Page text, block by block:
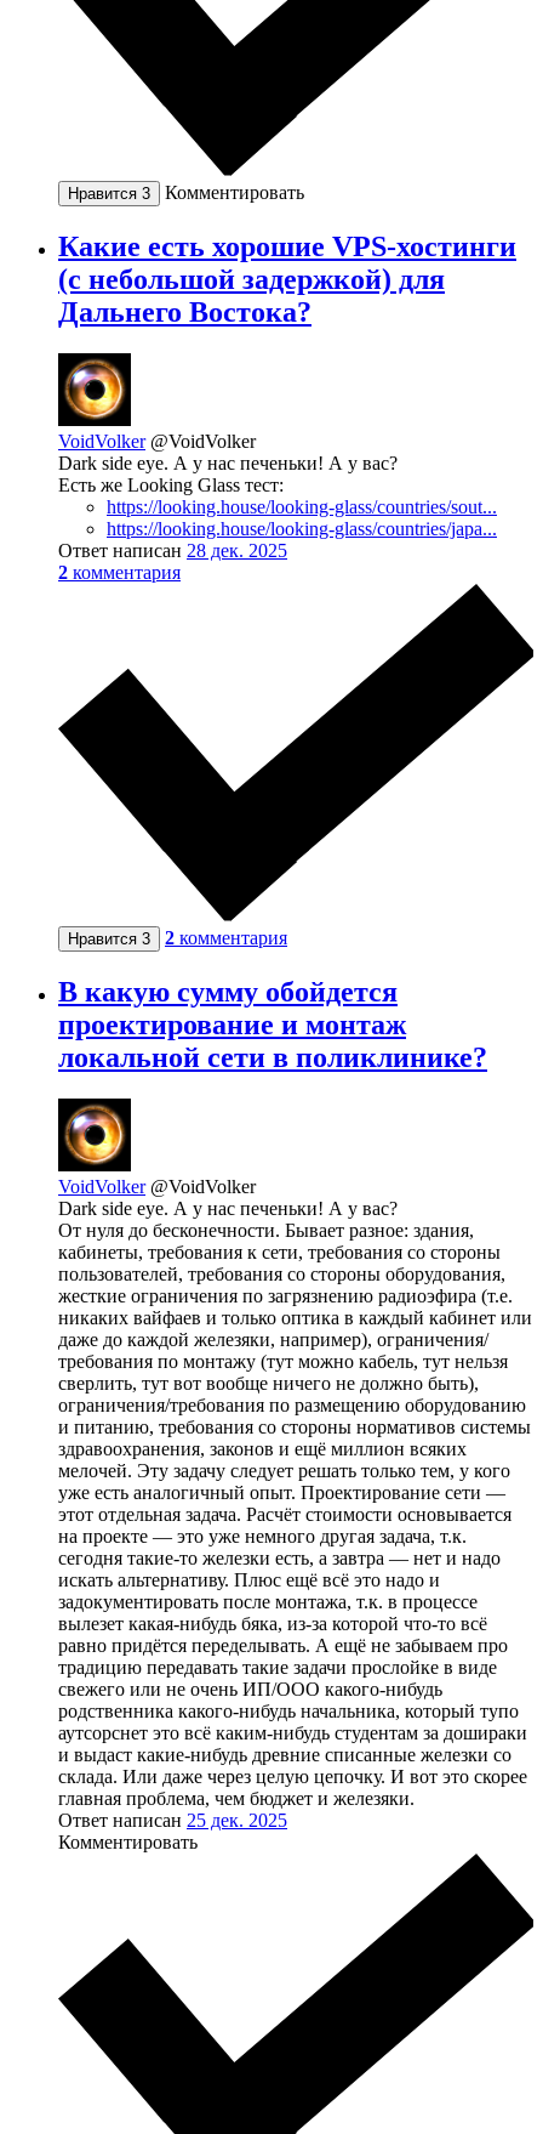
Нравится 3 Комментировать
Какие есть хорошие VPS-хостинги
(с небольшой задержкой) для
Дальнего Востока?
VoidVolker @VoidVolker
Dark side eye. А у нас печеньки! А у вас?
Есть же Looking Glass тест:
https://looking.house/looking-glass/countries/sout...
https://looking.house/looking-glass/countries/japa...
Ответ написан 28 дек. 2025
2 комментария
Нравится 3 2 комментария
В какую сумму обойдется
проектирование и монтаж
локальной сети в поликлинике?
VoidVolker @VoidVolker
Dark side eye. А у нас печеньки! А у вас?
От нуля до бесконечности. Бывает разное: здания,
кабинеты, требования к сети, требования со стороны
пользователей, требования со стороны оборудования,
жесткие ограничения по загрязнению радиоэфира (т.е.
никаких вайфаев и только оптика в каждый кабинет или
даже до каждой железяки, например), ограничения/
требования по монтажу (тут можно кабель, тут нельзя
сверлить, тут вот вообще ничего не должно быть),
ограничения/требования по размещению оборудованию
и питанию, требования со стороны нормативов системы
здравоохранения, законов и ещё миллион всяких
мелочей. Эту задачу следует решать только тем, у кого
уже есть аналогичный опыт. Проектирование сети —
этот отдельная задача. Расчёт стоимости основывается
на проекте — это уже немного другая задача, т.к.
сегодня такие-то железки есть, а завтра — нет и надо
искать альтернативу. Плюс ещё всё это надо и
задокументировать после монтажа, т.к. в процессе
вылезет какая-нибудь бяка, из-за которой что-то всё
равно придётся переделывать. А ещё не забываем про
традицию передавать такие задачи прослойке в виде
свежего или не очень ИП/ООО какого-нибудь
родственника какого-нибудь начальника, который тупо
аутсорснет это всё каким-нибудь студентам за дошираки
и выдаст какие-нибудь древние списанные железки со
склада. Или даже через целую цепочку. И вот это скорее
главная проблема, чем бюджет и железяки.
Ответ написан 25 дек. 2025
Комментировать